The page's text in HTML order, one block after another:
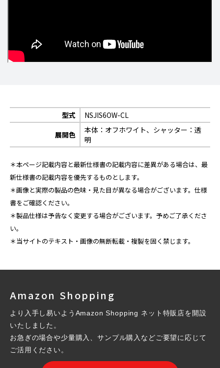
型式
NSJIS6OW-CL
展開色
本体：オフホワイト、シャッター：透
明
＊本ページ記載内容と最新仕様書の記載内容に差異がある場合は、最
新仕様書の記載内容を優先するものとします。
＊画像と実際の製品の色味・見た目が異なる場合がございます。仕様
書をご確認ください。
＊製品仕様は予告なく変更する場合がございます。予めご了承くださ
い。
＊当サイトのテキスト・画像の無断転載・複製を固く禁じます。
Amazon Shopping
より入手し易いようAmazon Shopping ネット特販店を開設
いたしました。
お急ぎの場合や少量購入、サンプル購入などご要望に応じて
ご活用ください。